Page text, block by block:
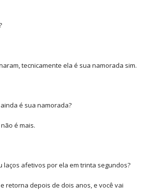
tecnicamente ela é sua namorada sim.
é sua namorada?
é mais.
laços afetivos por ela em trinta segundos?
retorna depois de dois anos, e você vai